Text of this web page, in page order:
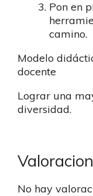
Pon en
camino.
Modelo
docente
Lograr una
diversidad.
No hay